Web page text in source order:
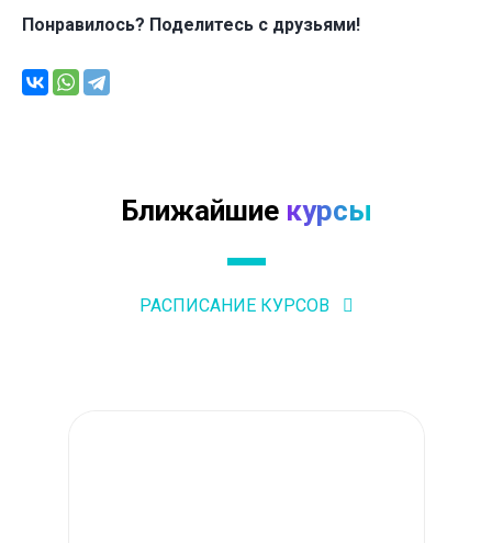
Понравилось? Поделитесь с друзьями!
Ближайшие курсы
РАСПИСАНИЕ КУРСОВ